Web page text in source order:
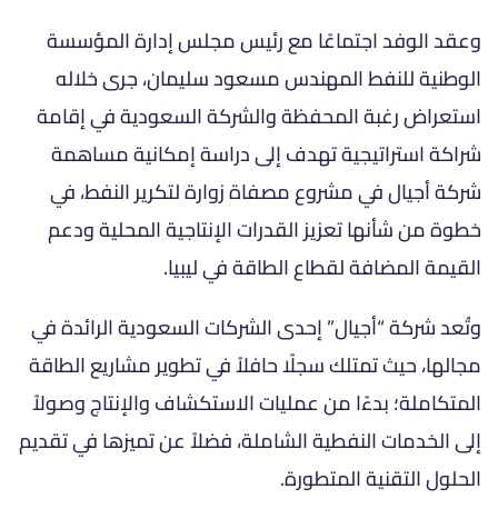
وعقد الوفد اجتماعًا مع رئيس مجلس إدارة المؤسسة
الوطنية للنفط المهندس مسعود سليمان، جرى خلاله
استعراض رغبة المحفظة والشركة السعودية في إقامة
شراكة استراتيجية تهدف إلى دراسة إمكانية مساهمة
شركة أجيال في مشروع مصفاة زوارة لتكرير النفط، في
خطوة من شأنها تعزيز القدرات الإنتاجية المحلية ودعم
القيمة المضافة لقطاع الطاقة في ليبيا.
وتُعد شركة “أجيال” إحدى الشركات السعودية الرائدة في
مجالها، حيث تمتلك سجلًا حافلاً في تطوير مشاريع الطاقة
المتكاملة؛ بدءًا من عمليات الاستكشاف والإنتاج وصولاً
إلى الخدمات النفطية الشاملة، فضلاً عن تميزها في تقديم
الحلول التقنية المتطورة.